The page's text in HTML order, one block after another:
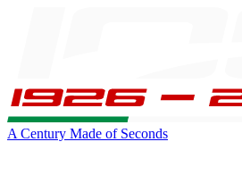
A Century Made of Seconds